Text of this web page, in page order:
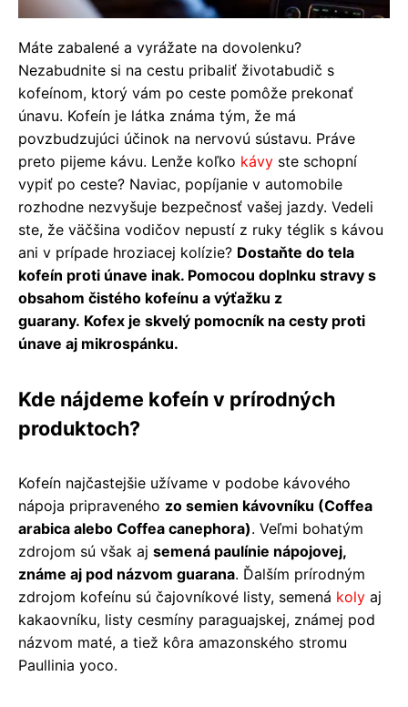
Máte zabalené a vyrážate na dovolenku?
Nezabudnite si na cestu pribaliť životabudič s
kofeínom, ktorý vám po ceste pomôže prekonať
únavu. Kofeín je látka známa tým, že má
povzbudzujúci účinok na nervovú sústavu. Práve
preto pijeme kávu. Lenže koľko kávy ste schopní
vypiť po ceste? Naviac, popíjanie v automobile
rozhodne nezvyšuje bezpečnosť vašej jazdy. Vedeli
ste, že väčšina vodičov nepustí z ruky téglik s kávou
ani v prípade hroziacej kolízie? Dostaňte do tela
kofeín proti únave inak. Pomocou doplnku stravy s
obsahom čistého kofeínu a výťažku z
guarany. Kofex je skvelý pomocník na cesty proti
únave aj mikrospánku.
Kde nájdeme kofeín v prírodných
produktoch?
Kofeín najčastejšie užívame v podobe kávového
nápoja pripraveného zo semien kávovníku (Coffea
arabica alebo Coffea canephora). Veľmi bohatým
zdrojom sú však aj semená paulínie nápojovej,
známe aj pod názvom guarana. Ďalším prírodným
zdrojom kofeínu sú čajovníkové listy, semená koly aj
kakaovníku, listy cesmíny paraguajskej, známej pod
názvom maté, a tiež kôra amazonského stromu
Paullinia yoco.